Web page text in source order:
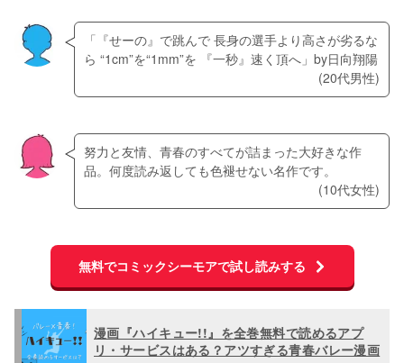
「『せーの』で跳んで 長身の選手より高さが劣るな
ら “1cm”を“1mm”を 『一秒』速く頂へ」by日向翔陽
(20代男性)
努力と友情、青春のすべてが詰まった大好きな作
品。何度読み返しても色褪せない名作です。
(10代女性)
無料でコミックシーモアで試し読みする
漫画『ハイキュー!!』を全巻無料で読めるアプ
リ・サービスはある？アツすぎる青春バレー漫画